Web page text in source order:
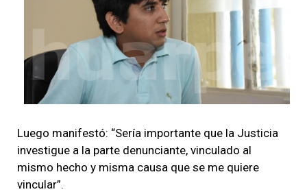
Luego manifestó: “Sería importante que la Justicia
investigue a la parte denunciante, vinculado al
mismo hecho y misma causa que se me quiere
vincular”.